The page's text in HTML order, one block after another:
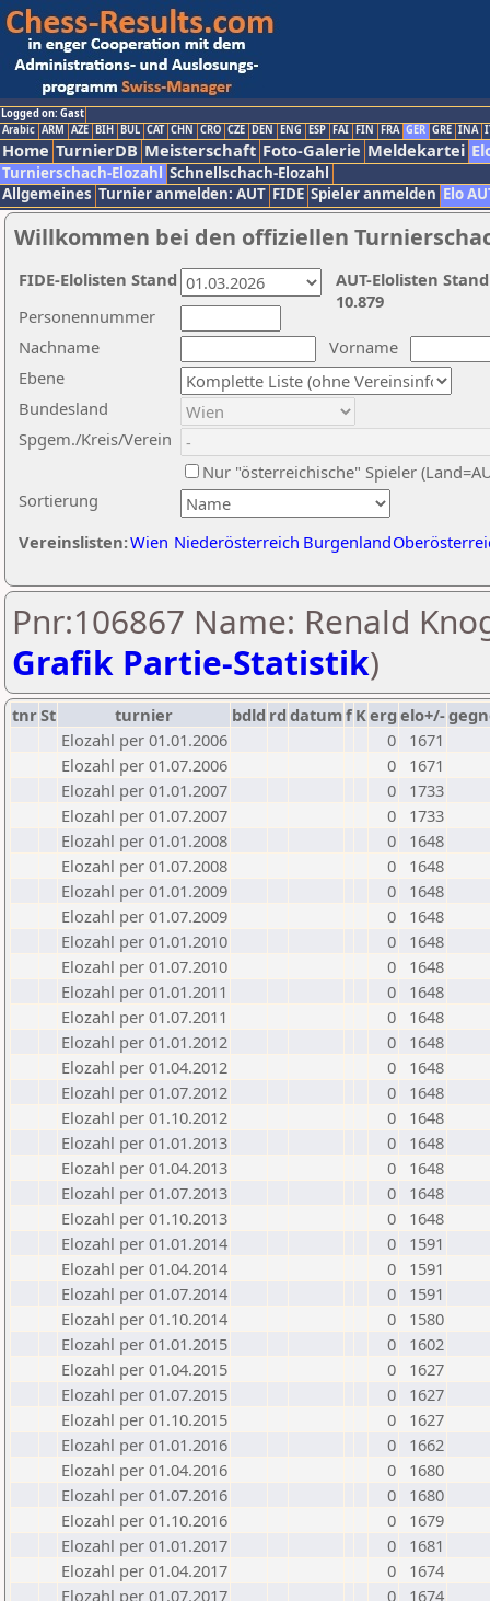
Logged on: Gast
Arabic ARM AZE BIH BUL CAT CHN CRO CZE DEN ENG ESP FAI FIN FRA GER GRE INA
Home TurnierDB Meisterschaft Foto-Galerie Meldekartei
Turnierschach-Elozahl Schnellschach-Elozahl
Allgemeines Turnier anmelden: AUT FIDE Spieler anmelden Elo
Willkommen bei den offiziellen
Nachname
Vorname
Ebene
Sortierung
Personennummer
Bundesland
Spgem./Kreis/Verein
Nur "österreichische" Spieler
Vereinslisten:Wien Niederösterreich Burgenland
AUT-Elolisten
10.879
FIDE-Elolisten Stand
Pnr:106867 Name: Renald
Grafik Partie-Statistik)
tnrSt turnier bdld rd datumf Kerg elo+/-
Elozahl per 01.01.2006
0
1671
Elozahl per 01.07.2006
0
1671
Elozahl per 01.01.2007
0
1733
Elozahl per 01.07.2007
0
1733
Elozahl per 01.01.2008
0
1648
Elozahl per 01.07.2008
0
1648
Elozahl per 01.01.2009
0
1648
Elozahl per 01.07.2009
0
1648
Elozahl per 01.01.2010
0
1648
Elozahl per 01.07.2010
0
1648
Elozahl per 01.01.2011
0
1648
Elozahl per 01.07.2011
0
1648
Elozahl per 01.01.2012
0
1648
Elozahl per 01.04.2012
0
1648
Elozahl per 01.07.2012
0
1648
Elozahl per 01.10.2012
0
1648
Elozahl per 01.01.2013
0
1648
Elozahl per 01.04.2013
0
1648
Elozahl per 01.07.2013
0
1648
Elozahl per 01.10.2013
0
1648
Elozahl per 01.01.2014
0
1591
Elozahl per 01.04.2014
0
1591
Elozahl per 01.07.2014
0
1591
Elozahl per 01.10.2014
0
1580
Elozahl per 01.01.2015
0
1602
Elozahl per 01.04.2015
0
1627
Elozahl per 01.07.2015
0
1627
Elozahl per 01.10.2015
0
1627
Elozahl per 01.01.2016
0
1662
Elozahl per 01.04.2016
0
1680
Elozahl per 01.07.2016
0
1680
Elozahl per 01.10.2016
0
1679
Elozahl per 01.01.2017
0
1681
Elozahl per 01.04.2017
0
1674
Elozahl per 01.07.2017
0
1674